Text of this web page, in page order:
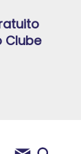
Clube